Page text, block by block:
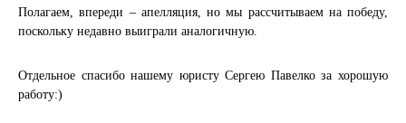
Полагаем, впереди – апелляция, но мы рассчитываем на победу,
поскольку недавно выиграли аналогичную.
Отдельное спасибо нашему юристу Сергею Павелко за хорошую
работу:)